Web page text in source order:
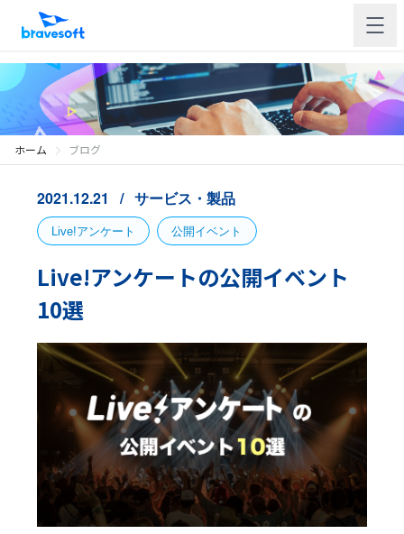
ホーム ブログ
2021.12.21 サービス・製品
Live!アンケート 公開イベント
Live!アンケートの公開イベント
10選